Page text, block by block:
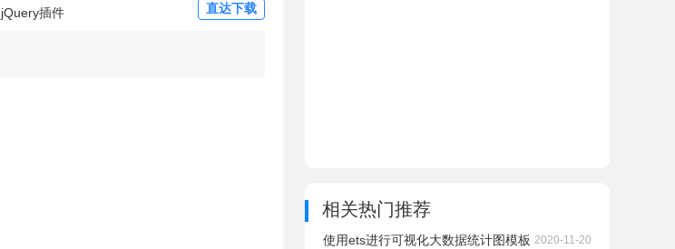
jQuery插件 直达下载
相关热门推荐
使用ets进行可视化大数据统计图模板 2020-11-20